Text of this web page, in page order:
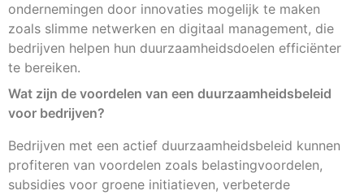
ondernemingen door innovaties mogelijk te maken
zoals slimme netwerken en digitaal management, die
bedrijven helpen hun duurzaamheidsdoelen efficiënter
te bereiken.
Wat zijn de voordelen van een duurzaamheidsbeleid
voor bedrijven?
Bedrijven met een actief duurzaamheidsbeleid kunnen
profiteren van voordelen zoals belastingvoordelen,
subsidies voor groene initiatieven, verbeterde